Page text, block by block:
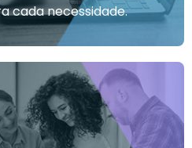
cada necessidade.